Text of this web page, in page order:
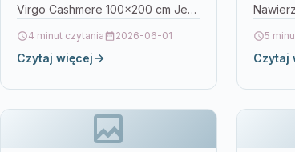
Virgo Cashmere 100×200 cm Jeśli
miękkim w dotyku wykończeniu, a
jednocześnie chcesz…
4 minut czytania 2026-06-01
Czytaj więcej
Ag
5
Czytaj